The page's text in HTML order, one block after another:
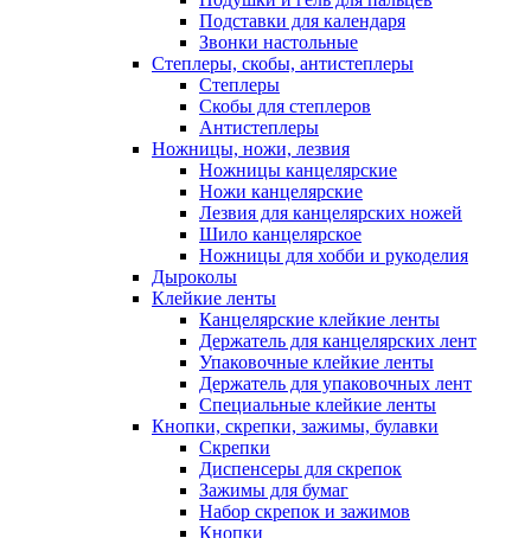
Подставки для календаря
Звонки настольные
Степлеры, скобы, антистеплеры
Степлеры
Скобы для степлеров
Антистеплеры
Ножницы, ножи, лезвия
Ножницы канцелярские
Ножи канцелярские
Лезвия для канцелярских ножей
Шило канцелярское
Ножницы для хобби и рукоделия
Дыроколы
Клейкие ленты
Канцелярские клейкие ленты
Держатель для канцелярских лент
Упаковочные клейкие ленты
Держатель для упаковочных лент
Специальные клейкие ленты
Кнопки, скрепки, зажимы, булавки
Скрепки
Диспенсеры для скрепок
Зажимы для бумаг
Набор скрепок и зажимов
Кнопки